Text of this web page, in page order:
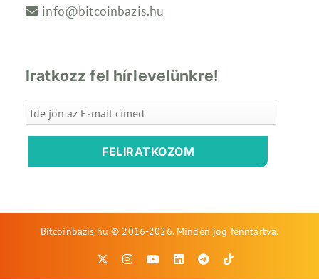
info@bitcoinbazis.hu
Iratkozz fel hírlevelünkre!
FELIRATKOZOM
Bitcoinbazis.hu © 2016-2026. Minden jog fenntartva.